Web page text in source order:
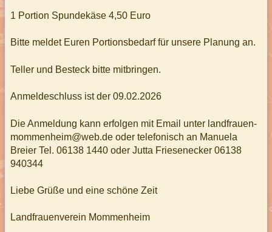
1 Portion Spundekäse 4,50 Euro
Bitte meldet Euren Portionsbedarf für unsere Planung an.
Teller und Besteck bitte mitbringen.
Anmeldeschluss ist der 09.02.2026
Die Anmeldung kann erfolgen mit Email unter landfrauen-
mommenheim@web.de oder telefonisch an Manuela
Breier Tel. 06138 1440 oder Jutta Friesenecker 06138
940344
Liebe Grüße und eine schöne Zeit
Landfrauenverein Mommenheim